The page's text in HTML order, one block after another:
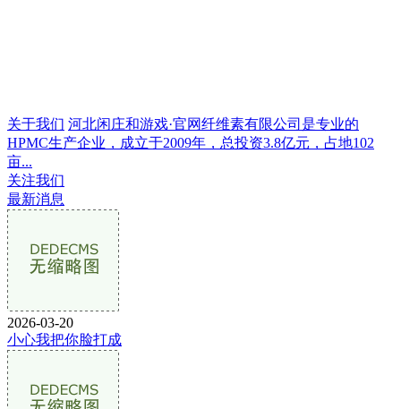
关于我们 河北闲庄和游戏·官网纤维素有限公司是专业的
HPMC生产企业，成立于2009年，总投资3.8亿元，占地102
亩...
关注我们
最新消息
2026-03-20
小心我把你脸打成